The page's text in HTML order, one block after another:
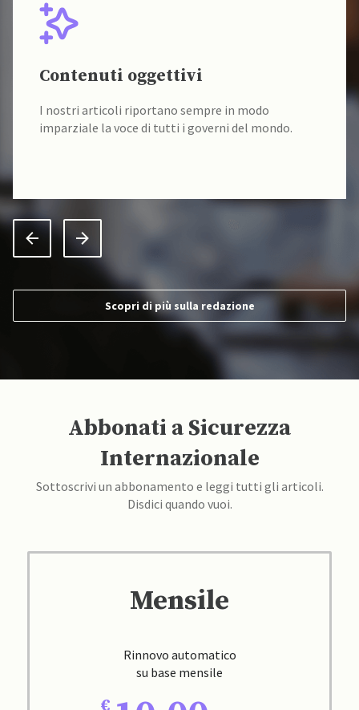
Contenuti oggettivi
I nostri articoli riportano sempre in modo
imparziale la voce di tutti i governi del mondo.
Scopri di più sulla redazione
Abbonati a Sicurezza
Internazionale
Sottoscrivi un abbonamento e leggi tutti gli articoli.
Disdici quando vuoi.
Mensile
Rinnovo automatico
su base mensile